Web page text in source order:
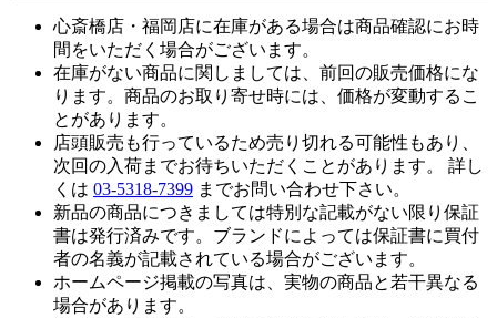
心斎橋店・福岡店に在庫がある場合は商品確認にお時
間をいただく場合がございます。
在庫がない商品に関しましては、前回の販売価格にな
ります。商品のお取り寄せ時には、価格が変動するこ
とがあります。
店頭販売も行っているため売り切れる可能性もあり、
次回の入荷までお待ちいただくことがあります。 詳し
くは 03-5318-7399 までお問い合わせ下さい。
新品の商品につきましては特別な記載がない限り保証
書は発行済みです。ブランドによっては保証書に買付
者の名義が記載されている場合がございます。
ホームページ掲載の写真は、実物の商品と若干異なる
場合があります。